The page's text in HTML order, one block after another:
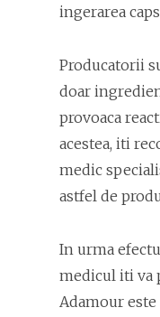
ingerarea
Producatorii
doar
provoaca
acestea, iti
medic
astfel de
In urma
medicul iti va
Adamour